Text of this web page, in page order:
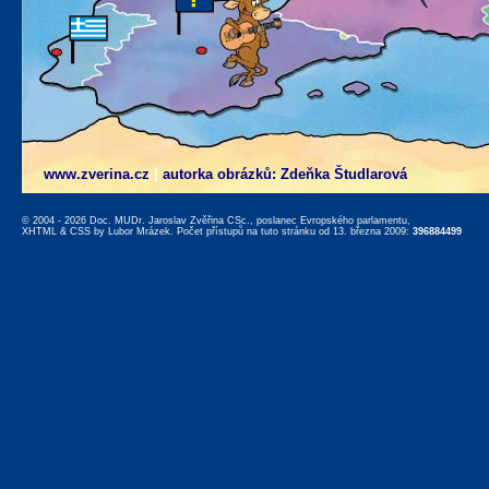
www.zverina.cz autorka obrázků: Zdeňka Študlarová
© 2004 - 2026 Doc. MUDr. Jaroslav Zvěřina CSc., poslanec Evropského parlamentu,
XHTML & CSS by Lubor Mrázek. Počet přístupů na tuto stránku od 13. března 2009: 396884499